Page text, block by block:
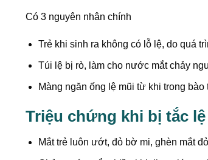
Có 3 nguyên nhân chính
Trẻ khi sinh ra không có lỗ lệ, do quá
Túi lệ bị rò, làm cho nước mắt chảy
Màng ngăn ống lệ mũi từ khi trong
Triệu chứng khi bị tắc lệ
Mắt trẻ luôn ướt, đỏ bờ mi, ghèn mắt